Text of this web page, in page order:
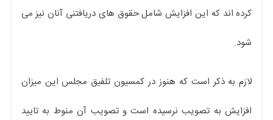
کرده اند که این افزایش شامل حقوق های دریافتنی آنان نیز می
شود.
لازم به ذکر است که هنوز در کمسیون تلفیق مجلس این میزان
افزایش به تصویب نرسیده است و تصویب آن منوط به تایید